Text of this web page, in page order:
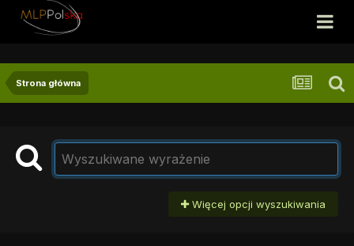
Strona główna
Więcej opcji wyszukiwania